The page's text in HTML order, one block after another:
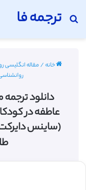
ترجمه فا
جستجو برای
خانه/مقاله انگلیسی
دانلود
عاطفه در